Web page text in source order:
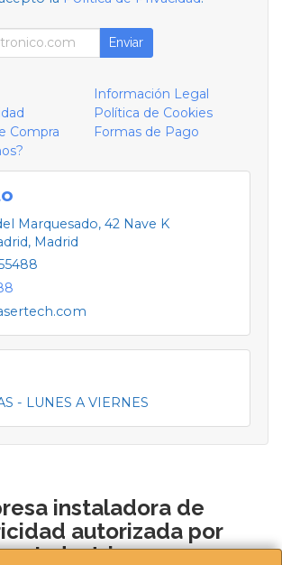
Enviar
Información Legal
Política de Cookies
Compra
Formas de Pago
Marquesado, 42 Nave K
, Madrid
- LUNES A VIERNES
instaladora de
autorizada por
Industria